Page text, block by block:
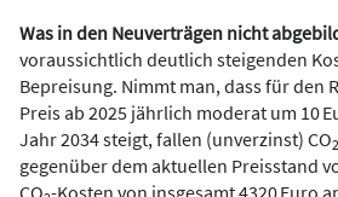
Was in den Neuverträgen nicht
voraussichtlich deutlich steigenden
Bepreisung. Nimmt man, dass für den
Preis ab 2025 jährlich moderat um 10
Jahr 2034 steigt, fallen (unverzinst) CO2
gegenüber dem aktuellen Preisstand
CO -Kosten von insgesamt 4320 Euro